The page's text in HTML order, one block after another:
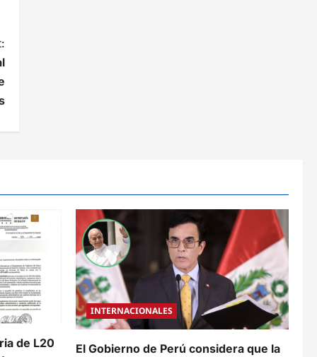
de L20
INTERNACIONALES
El Gobierno de Perú considera que la